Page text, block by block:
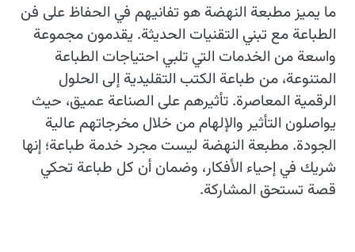
ما يميز مطبعة النهضة هو تفانيهم في الحفاظ على فن
الطباعة مع تبني التقنيات الحديثة. يقدمون مجموعة
واسعة من الخدمات التي تلبي احتياجات الطباعة
المتنوعة، من طباعة الكتب التقليدية إلى الحلول
الرقمية المعاصرة. تأثيرهم على الصناعة عميق، حيث
يواصلون التأثير والإلهام من خلال مخرجاتهم عالية
الجودة. مطبعة النهضة ليست مجرد خدمة طباعة؛ إنها
شريك في إحياء الأفكار، وضمان أن كل طباعة تحكي
قصة تستحق المشاركة.